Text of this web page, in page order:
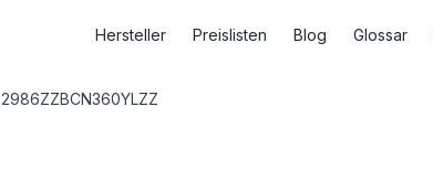
Hersteller Preislisten Blog Glossar
2986ZZBCN360YLZZ